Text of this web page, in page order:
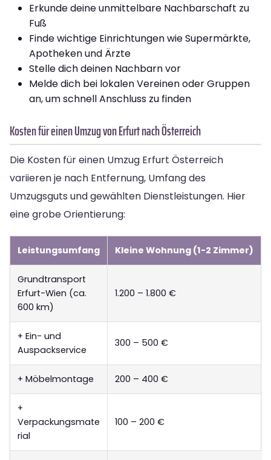
Erkunde deine unmittelbare Nachbarschaft zu
Fuß
Finde wichtige Einrichtungen wie Supermärkte,
Apotheken und Ärzte
Stelle dich deinen Nachbarn vor
Melde dich bei lokalen Vereinen oder Gruppen
an, um schnell Anschluss zu finden
Kosten für einen Umzug von Erfurt nach Österreich
Die Kosten für einen Umzug Erfurt Österreich
variieren je nach Entfernung, Umfang des
Umzugsguts und gewählten Dienstleistungen. Hier
eine grobe Orientierung:
Leistungsumfang Kleine Wohnung (1-2 Zimmer)
Grundtransport
Erfurt-Wien (ca.
600 km)
1.200 – 1.800 €
+ Ein- und
Auspackservice
300 – 500 €
+ Möbelmontage 200 – 400 €
+
Verpackungsmate
rial
100 – 200 €